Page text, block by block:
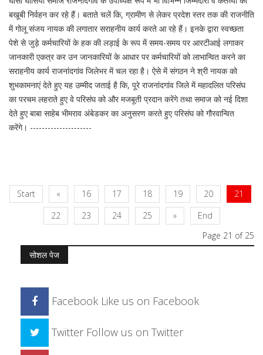
बखूबी निर्वहन कर रहे हैं। बताते चलें कि, ग्रामीण से लेकर प्रदेश स्तर तक की राजनीति
में गोलू संजय नायक की लगातार सराहनीय कार्य करते आ रहे हैं। इनके द्वारा स्वच्छता
पेशे से जुड़े कर्मचारियों के हक की लड़ाई के रूप में समय-समय पर आरटीआई लगाकर
जानकारी एकत्र कर उन जानकारियों के आधार पर कर्मचारियों को लाभान्वित करने का
सराहनीय कार्य राजनांदगांव जिलेभर में चल रहा है। ऐसे में संगठन ने श्री नायक को
शुभकामनाएं देते हुए यह उम्मीद जताई है कि, पूरे राजनांदगांव जिले में महादलित परिसंघ
का परचम लहराते हुए वे परिसंघ को और मजबूती प्रदान करेंगे तथा समाज को नई दिशा
देते हुए बाबा साहेब भीमराव अंबेडकर का अनुसरण करते हुए परिसंघ को गौरवान्वित
करेंगे। ---------------------
Start « 16 17 18 19 20
21
22
23 24 25 »
End
Page 21 of 25
सोशल पेज
Facebook Like us on Facebook
Twitter Follow us on Twitter